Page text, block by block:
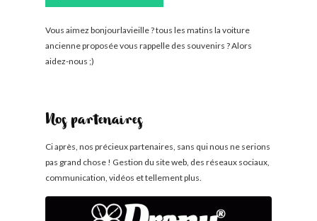
Vous aimez bonjourlavieille ? tous les matins la voiture
ancienne proposée vous rappelle des souvenirs ? Alors
aidez-nous ;)
Nos partenaires
Ci après, nos précieux partenaires, sans qui nous ne serions
pas grand chose ! Gestion du site web, des réseaux sociaux,
communication, vidéos et tellement plus.